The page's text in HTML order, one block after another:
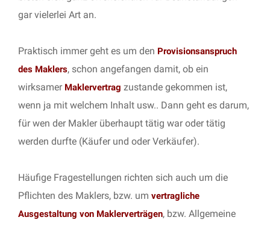
gar vielerlei Art an.
Praktisch immer geht es um den Provisionsanspruch
des Maklers, schon angefangen damit, ob ein
wirksamer Maklervertrag zustande gekommen ist,
wenn ja mit welchem Inhalt usw.. Dann geht es darum,
für wen der Makler überhaupt tätig war oder tätig
werden durfte (Käufer und oder Verkäufer).
Häufige Fragestellungen richten sich auch um die
Pflichten des Maklers, bzw. um vertragliche
Ausgestaltung von Maklerverträgen, bzw. Allgemeine